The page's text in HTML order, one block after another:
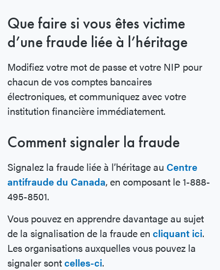
Que faire si vous êtes victime
d’une fraude liée à l’héritage
Modifiez votre mot de passe et votre NIP pour
chacun de vos comptes bancaires
électroniques, et communiquez avec votre
institution financière immédiatement.
Comment signaler la fraude
Signalez la fraude liée à l’héritage au Centre
antifraude du Canada, en composant le 1-888-
495-8501.
Vous pouvez en apprendre davantage au sujet
de la signalisation de la fraude en cliquant ici.
Les organisations auxquelles vous pouvez la
signaler sontcelles-ci.